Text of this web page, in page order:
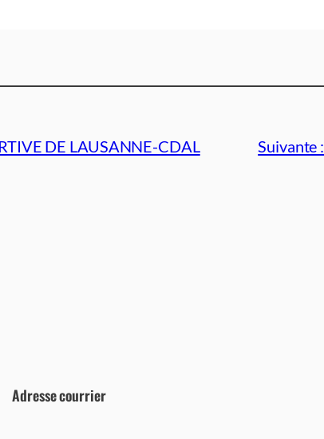
DE LAUSANNE-CDAL Suivante :
Adresse courrier